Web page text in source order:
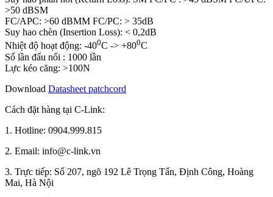
>50 dBSM
FC/APC: >60 dBMM FC/PC: > 35dB
Suy hao chèn (Insertion Loss): < 0,2dB
Nhiệt độ hoạt động: -400C -> +800C
Số lần đấu nối : 1000 lần
Lực kéo căng: >100N
Download Datasheet patchcord
Cách đặt hàng tại C-Link:
1. Hotline: 0904.999.815
2. Email: info@c-link.vn
3. Trực tiếp: Số 207, ngõ 192 Lê Trọng Tấn, Định Công, Hoàng
Mai, Hà Nội